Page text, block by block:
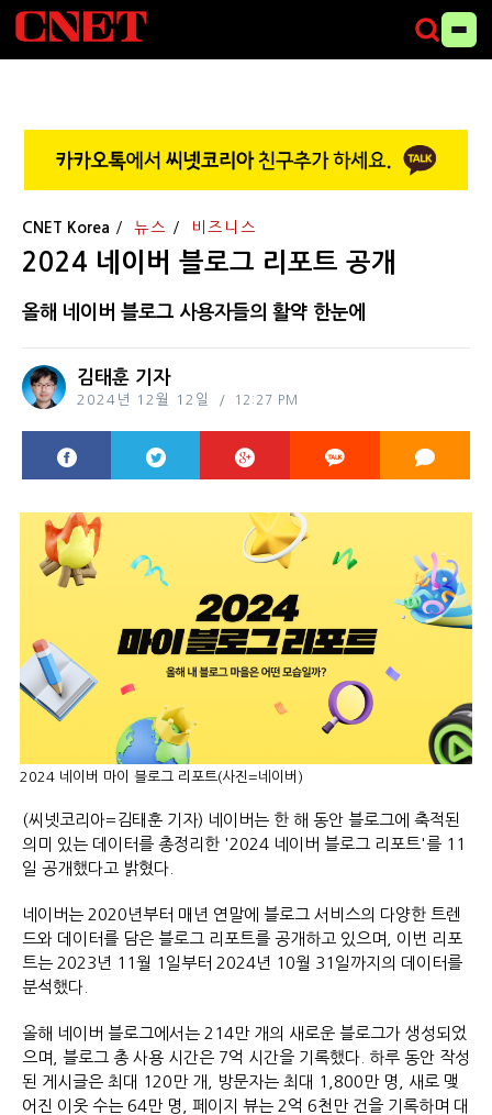
CNET Korea 뉴스 비즈니스
2024 네이버 블로그 리포트 공개
올해 네이버 블로그 사용자들의 활약 한눈에
김태훈 기자
2024년 12월 12일 12:27 PM
2024 네이버 마이 블로그 리포트(사진=네이버)
(씨넷코리아=김태훈 기자) 네이버는 한 해 동안 블로그에 축적된
의미 있는 데이터를 총정리한 '2024 네이버 블로그 리포트'를 11
일 공개했다고 밝혔다.
네이버는 2020년부터 매년 연말에 블로그 서비스의 다양한 트렌
드와 데이터를 담은 블로그 리포트를 공개하고 있으며, 이번 리포
트는 2023년 11월 1일부터 2024년 10월 31일까지의 데이터를
분석했다.
올해 네이버 블로그에서는 214만 개의 새로운 블로그가 생성되었
으며, 블로그 총 사용 시간은 7억 시간을 기록했다. 하루 동안 작성
된 게시글은 최대 120만 개, 방문자는 최대 1,800만 명, 새로 맺
어진 이웃 수는 64만 명, 페이지 뷰는 2억 6천만 건을 기록하며 대